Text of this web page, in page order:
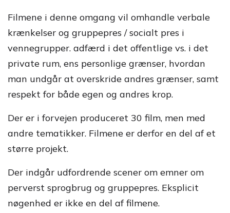
Filmene i denne omgang vil omhandle verbale
krænkelser og gruppepres / socialt pres i
vennegrupper. adfærd i det offentlige vs. i det
private rum, ens personlige grænser, hvordan
man undgår at overskride andres grænser, samt
respekt for både egen og andres krop.
Der er i forvejen produceret 30 film, men med
andre tematikker. Filmene er derfor en del af et
større projekt.
Der indgår udfordrende scener om emner om
perverst sprogbrug og gruppepres. Eksplicit
nøgenhed er ikke en del af filmene.